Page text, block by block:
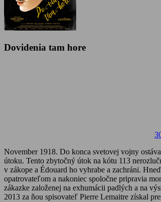
Dovidenia tam hore
November 1918. Do konca svetovej vojny
útoku. Tento zbytočný útok na kótu 113
v zákope a Édouard ho vyhrabe a zachráni.
opatrovateľom a nakoniec spoločne pripravia
zákazke založenej na exhumácii padlých a na
2013 za ňou spisovateľ Pierre Lemaitre získal